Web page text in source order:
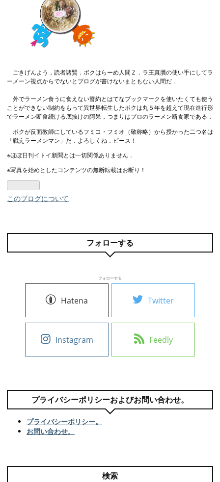
ごきげんよう，読者諸賢．ボクはらーめ人間Ｚ．ラ王真贋の使い手にしてラ
ーメーン視点からでないとブログが書けないまともない人間だ．
外でラーメン食うに食えない誓約とはてなブックマークを使いたくても使う
ことができない制約をもって異世界転生したボクは丸５年を超えて現在進行形
でラーメン断食続ける底抜けの阿呆，つまりはプロのラーメン断食家である．
ボクが反面教師にしているフミコ・フミオ（敬称略）から授かった二つ名は
「戦えラーメンマン」だ．よろしくね．ピース！
※ほぼ日刊イトイ新聞とは一切関係ありません．
※写真を始めとしたコンテンツの無断転載はお断り！
このブログについて
フォローする
フォローする
Hatena Twitter
Instagram Feedly
プライバシーポリシーおよびお問い合わせ。
プライバシーポリシー。
お問い合わせ。
検索